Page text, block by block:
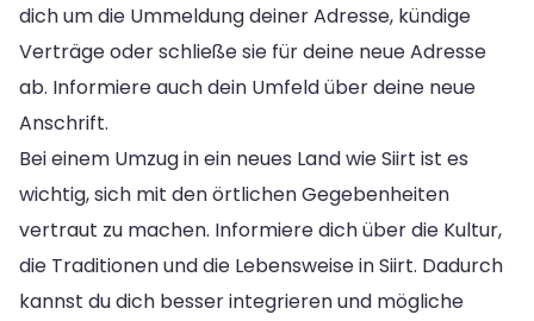
dich um die Ummeldung deiner Adresse, kündige
Verträge oder schließe sie für deine neue Adresse
ab. Informiere auch dein Umfeld über deine neue
Anschrift.
Bei einem Umzug in ein neues Land wie Siirt ist es
wichtig, sich mit den örtlichen Gegebenheiten
vertraut zu machen. Informiere dich über die Kultur,
die Traditionen und die Lebensweise in Siirt. Dadurch
kannst du dich besser integrieren und mögliche